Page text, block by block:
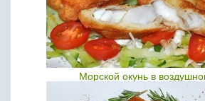
Морской окунь в